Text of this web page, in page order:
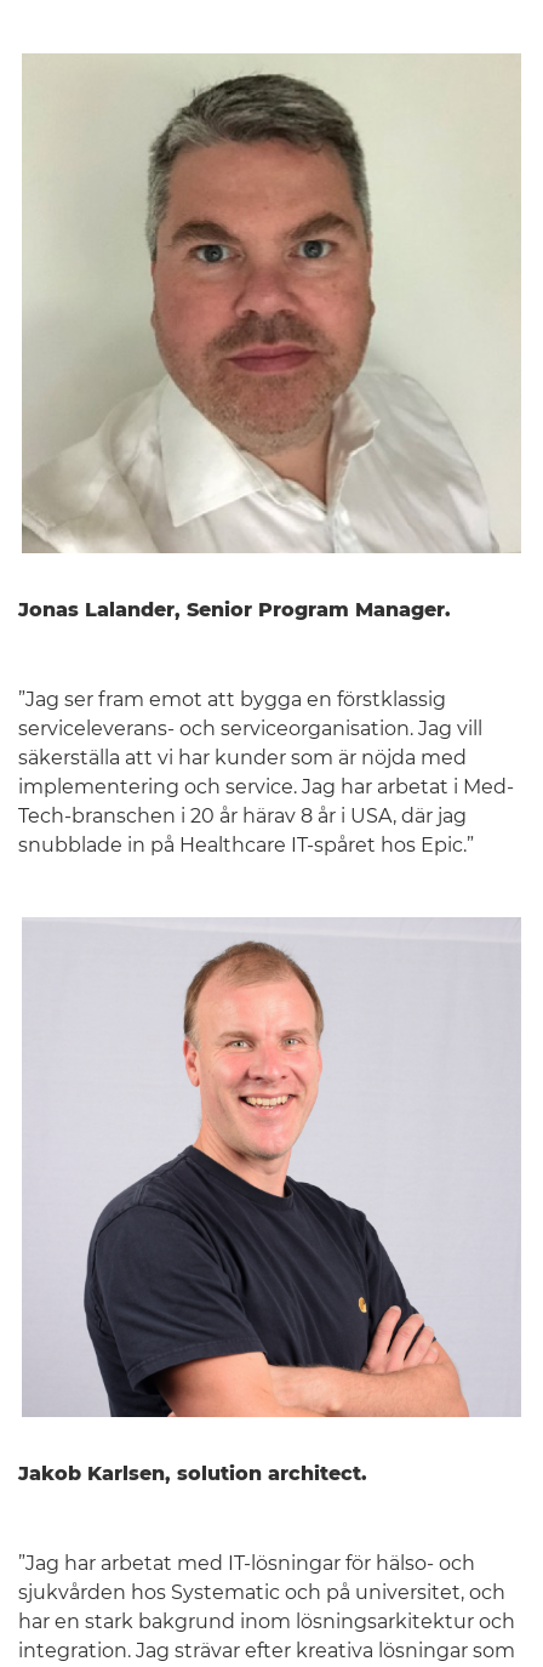
Jonas Lalander, Senior Program Manager.
”Jag ser fram emot att bygga en förstklassig
serviceleverans- och serviceorganisation. Jag vill
säkerställa att vi har kunder som är nöjda med
implementering och service. Jag har arbetat i Med-
Tech-branschen i 20 år härav 8 år i USA, där jag
snubblade in på Healthcare IT-spåret hos Epic.”
Jakob Karlsen, solution architect.
”Jag har arbetat med IT-lösningar för hälso- och
sjukvården hos Systematic och på universitet, och
har en stark bakgrund inom lösningsarkitektur och
integration. Jag strävar efter kreativa lösningar som